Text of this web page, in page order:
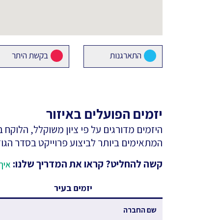
התארגנות בקשת היתר
יזמים הפועלים באיזור
היזמים מדורגים על פי ציון משוקלל,
המתאימים ביותר לביצוע פרוייקט בסדר
קשה להחליט? קראו את המדריך שלנו:
יזמים בעיר
שם החברה